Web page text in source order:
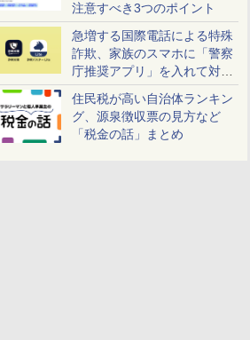
注意すべき3つのポイント
急増する国際電話による特殊
詐欺、家族のスマホに「警察
庁推奨アプリ」を入れて対策
しよう！
住民税が高い自治体ランキン
グ、源泉徴収票の見方など
「税金の話」まとめ